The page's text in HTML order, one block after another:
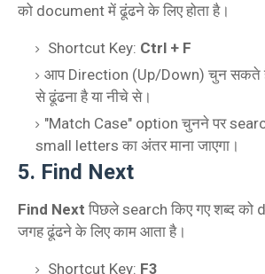
को document में ढूंढने के लिए होता है।
Shortcut Key: Ctrl + F
आप Direction (Up/Down) चुन सकते
से ढूंढना है या नीचे से।
"Match Case" option चुनने पर
small letters का अंतर माना जाएगा।
5. Find Next
Find Next पिछले search किए गए शब्द
जगह ढूंढने के लिए काम आता है।
Shortcut Key: F3